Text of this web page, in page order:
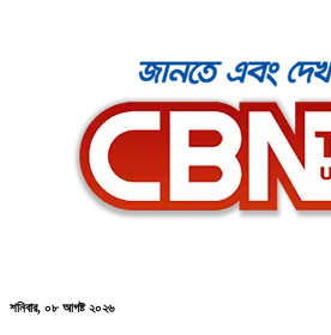
শনিবার, ০৮ আগষ্ট ২০২৬